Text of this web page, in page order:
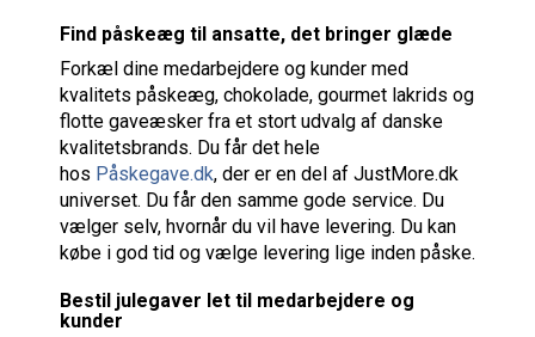
Find påskeæg til ansatte, det bringer glæde
Forkæl dine medarbejdere og kunder med
kvalitets påskeæg, chokolade, gourmet lakrids og
flotte gaveæsker fra et stort udvalg af danske
kvalitetsbrands. Du får det hele
hos Påskegave.dk, der er en del af JustMore.dk
universet. Du får den samme gode service. Du
vælger selv, hvornår du vil have levering. Du kan
købe i god tid og vælge levering lige inden påske.
Bestil julegaver let til medarbejdere og
kunder